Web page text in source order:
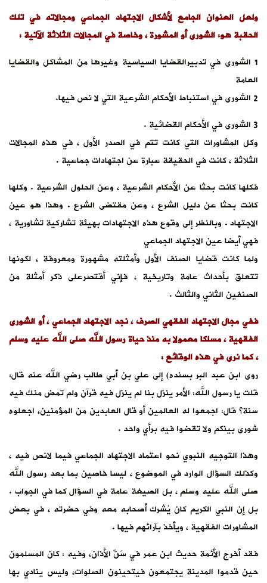
ولعل العنوان الجامع لأشكال الاجتهاد الجماعي ومجالاته في تلك
الحقبة هو: الشورى أو المشورة ، وخاصة في المجالات الثلاثة الآتية :
1 الشورى في تدبيرالقضايا السياسية وغيرها من المشاكل والقضايا
العامة
2 الشورى في استنباط الأحكام الشرعية التي لا نص فيها.
3 الشورى في الأحكام القضائية .
وكل المشاورات التي كانت تتم في الصدر الأول ، في هذه المجالات
الثلاثة ، كانت في الحقيقة عبارة عن اجتهادات جماعية .
فكلها كانت بحثا عن الأحكام الشرعية ، وعن الحلول الشرعية . وكلها
كانت بحثا عن دليل الشرع ، وعن مقتضى الشرع . وهذا هو عين
الاجتهاد . وبالنظر إلى وقوع هذه الاجتهادات بهيئة تشاركية تشاورية ،
فهي أيضا عين الاجتهاد الجماعي
ولما كانت قضايا الصنف الأول وأمثلته مشهورة ومعروفة ، لكونها
تتعلق بأحداث عامة وتاريخية ، فإني أقتصرعلى ذكر أمثلة من
الصنفين الثاني والثالث .
ففي مجال الاجتهاد الفقهي الصرف ، نجد الاجتهاد الجماعي ، أو الشورى
الفقهية ، مسلكا معمولا به منذ حياة رسول الله صلى الله عليه وسلم
، كما نرى في هذه الوقائع :
روى ابن عبد البر بسنده) إلى علي بن أبي طالب رضي الله عنه قال:
قلت يا رسول الله: الأمر ينزل بنا لم ينزل فيه قرآن ولم تمض منك فيه
سنة؟ قال: اجمعوا له العالمين أو قال العابدين من المؤمنين، اجعلوه
شورى بينكم ولا تقضوا فيه برأي واحد .
وهذا التوجيه النبوي نحو اعتماد الاجتهاد الجماعي فيما لانص فيه ،
وكذلك السؤال الوارد في الموضوع ، ليسا خاصين بما بعد رسول الله
صلى الله عليه وسلم ، بل الصيغة عامة في السؤال كما في الجواب .
بل إن النبي الكريم كان يُشرك أصحابه معه وفي حضرته ، في بعض
المشاورات الفقهية ، ويأخذ بآرائهم فيها .
فقد أخرج الأئمة حديث ابن عمر في سَنِّ الأذان، وفيه : كان المسلمون
حين قدموا المدينة يجتمعون فيتحينون الصلوات، وليس ينادي بها